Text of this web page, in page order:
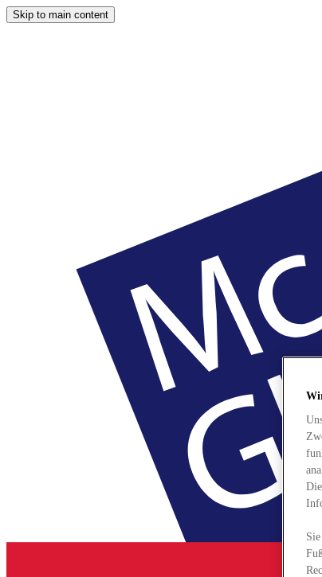
Skip to main content